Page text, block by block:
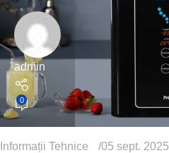
admin
0
Informații Tehnice 05 sept. 2025